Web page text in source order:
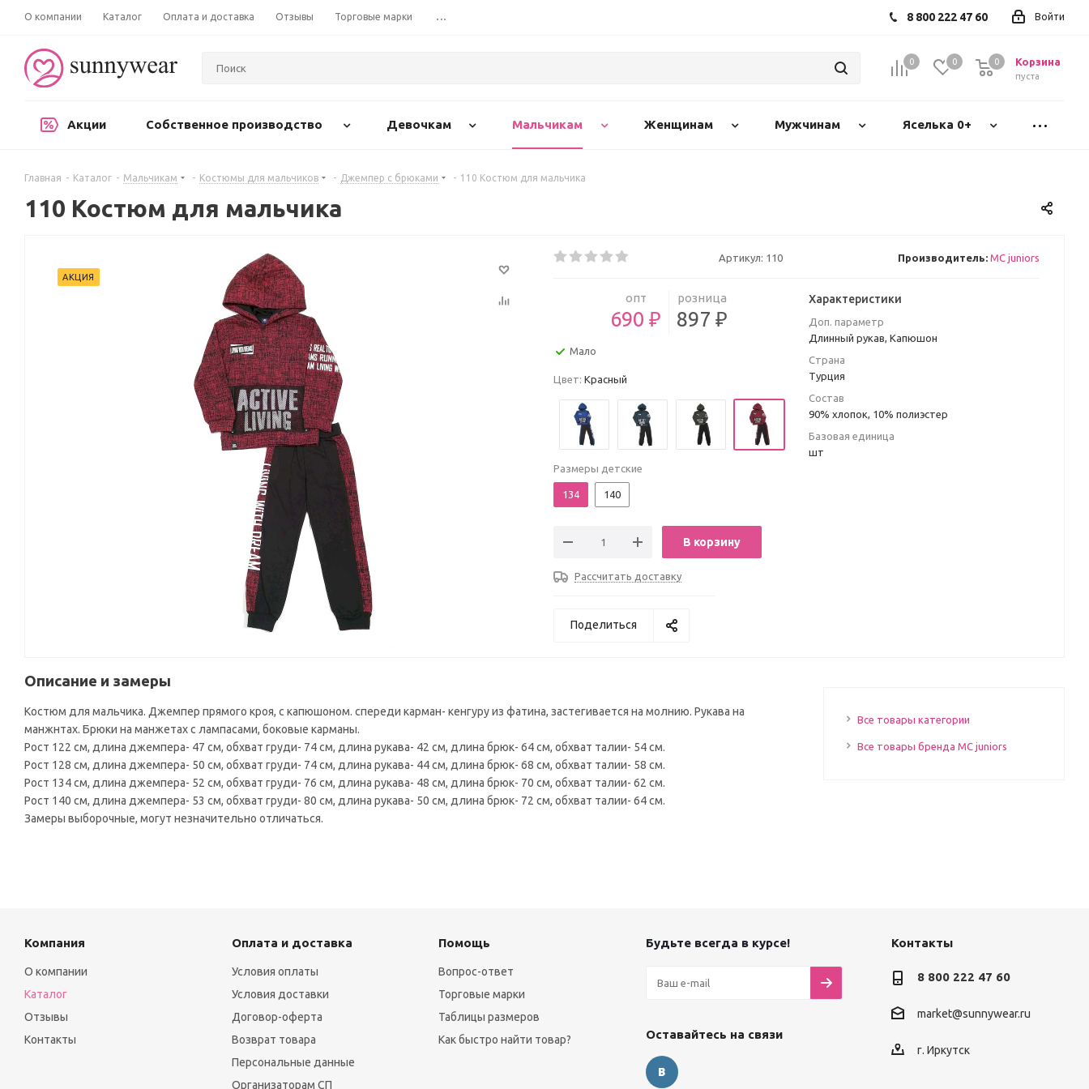
О компании Каталог Оплата и доставка Отзывы Торговые марки ... Войти
8 800 222 47 60
0 0 Корзина
пуста
0
Акции Собственное производство Девочкам Мальчикам Женщинам Мужчинам Яселька 0+
Главная - Каталог - Мальчикам - Костюмы для мальчиков - Джемпер с брюками - 110 Костюм для мальчика
110 Костюм для мальчика
АКЦИЯ
Артикул: 110 Производитель: MC juniors
опт
690 ₽
розница
897 ₽
Мало
Цвет: Красный
Размеры детские
134 140
В корзину
Рассчитать доставку
Характеристики
Доп. параметр
Длинный рукав, Капюшон
Страна
Турция
Состав
90% хлопок, 10% полиэстер
Базовая единица
шт
Поделиться
Описание и замеры
Костюм для мальчика. Джемпер прямого кроя, с капюшоном. спереди карман- кенгуру из фатина, застегивается на молнию. Рукава на
манжнтах. Брюки на манжетах с лампасами, боковые карманы.
Рост 122 см, длина джемпера- 47 см, обхват груди- 74 см, длина рукава- 42 см, длина брюк- 64 см, обхват талии- 54 см.
Рост 128 см, длина джемпера- 50 см, обхват груди- 74 см, длина рукава- 44 см, длина брюк- 68 см, обхват талии- 58 см.
Рост 134 см, длина джемпера- 52 см, обхват груди- 76 см, длина рукава- 48 см, длина брюк- 70 см, обхват талии- 62 см.
Рост 140 см, длина джемпера- 53 см, обхват груди- 80 см, длина рукава- 50 см, длина брюк- 72 см, обхват талии- 64 см.
Замеры выборочные, могут незначительно отличаться.
Все товары категории
Все товары бренда MC juniors
Компания
О компании
Каталог
Отзывы
Контакты
Оплата и доставка
Условия оплаты
Условия доставки
Договор-оферта
Возврат товара
Персональные данные
Организаторам СП
Помощь
Вопрос-ответ
Торговые марки
Таблицы размеров
Как быстро найти товар?
Будьте всегда в курсе!
Оставайтесь на связи
Контакты
8 800 222 47 60
market@sunnywear.ru
г. Иркутск